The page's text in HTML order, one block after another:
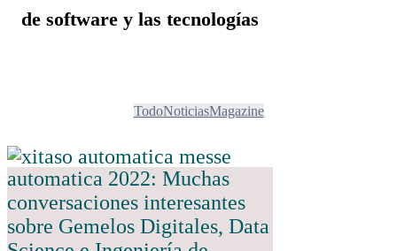
de software y las tecnologías
TodoNoticiasMagazine
automatica 2022: Muchas
conversaciones interesantes
sobre Gemelos Digitales, Data